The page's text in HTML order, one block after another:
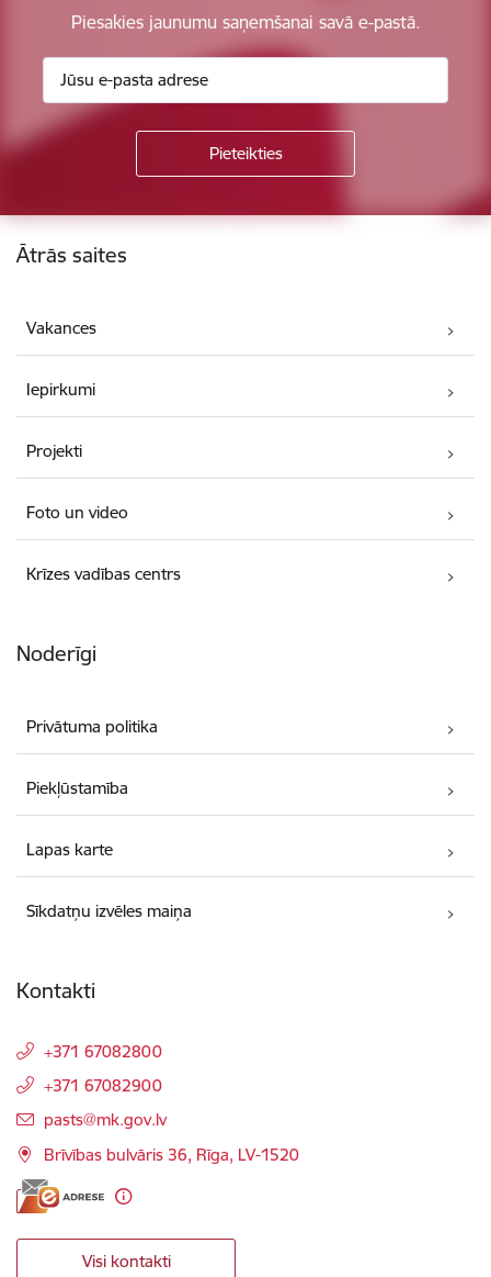
Piesakies jaunumu saņemšanai savā e-pastā.
Kājene
Ātrās saites
Vakances
Iepirkumi
Projekti
Foto un video
Krīzes vadības centrs
Noderīgi
Privātuma politika
Piekļūstamība
Lapas karte
Sīkdatņu izvēles maiņa
Kontakti
+371 67082800
+371 67082900
E-pasts:
pasts@mk.gov.lv
Brīvības bulvāris 36, Rīga, LV-1520
Visi kontakti